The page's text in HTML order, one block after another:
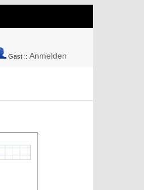
Gast :: Anmelden